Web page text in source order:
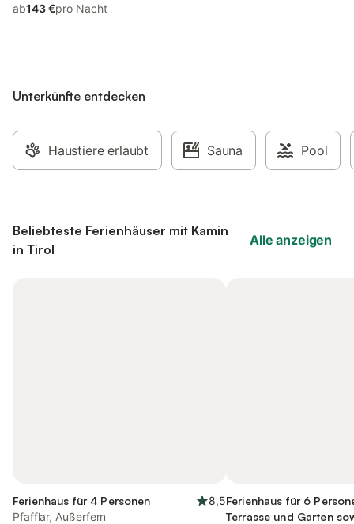
ab143 €pro Nacht
Unterkünfte entdecken
Haustiere erlaubt Sauna Pool
Beliebteste Ferienhäuser mit Kamin
in Tirol
Alle anzeigen
Ferienhaus für 4 Personen
8,5
Pfafflar, Außerfern
Ferienhaus für 6
Terrasse und Garten